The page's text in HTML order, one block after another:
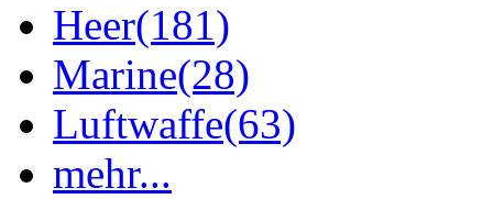
Heer(181)
Marine(28)
Luftwaffe(63)
mehr...